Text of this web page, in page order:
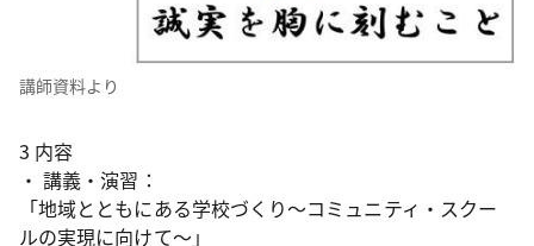
講師資料より
3 内容
・ 講義・演習：
「地域とともにある学校づくり～コミュニティ・スクー
ルの実現に向けて～」